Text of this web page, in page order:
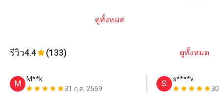
ดูทั้งหมด
รีวิว4.4 (133) ดูทั้งหมด
M
M**k
31 ก.ค. 2569
S
s****v